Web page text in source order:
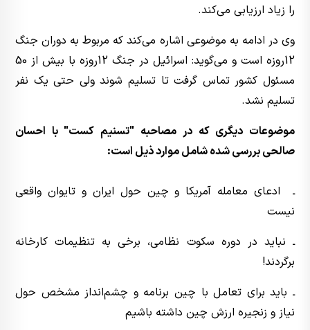
را زیاد ارزیابی می‌کند.
وی در ادامه به موضوعی اشاره می‌کند که مربوط به دوران جنگ
12روزه است و می‌گوید: اسرائیل در جنگ 12روزه با بیش از 50
مسئول کشور تماس گرفت تا تسلیم شوند ولی حتی یک نفر
تسلیم نشد.
موضوعات دیگری که در مصاحبه "تسنیم کست" با احسان
صالحی بررسی شده شامل موارد ذیل است:
ـ ادعای معامله آمریکا و چین حول ایران و تایوان واقعی
نیست
ـ نباید در دوره سکوت نظامی، برخی به تنظیمات کارخانه
برگردند!
ـ باید برای تعامل با چین برنامه و چشم‌انداز مشخص حول
نیاز و زنجیره ارزش چین داشته باشیم